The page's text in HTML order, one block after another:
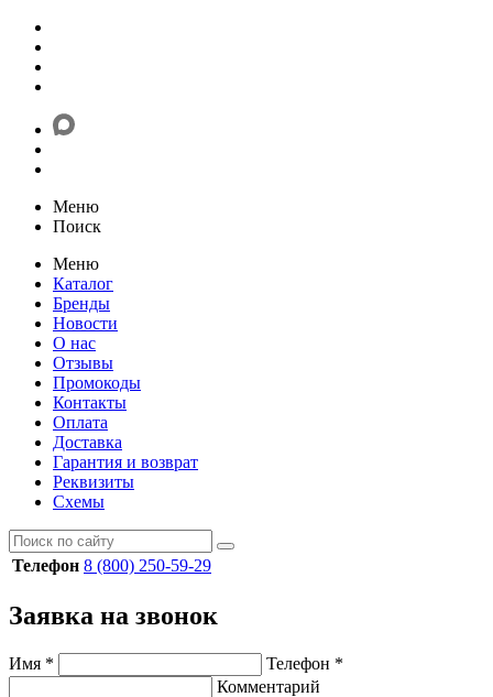
Меню
Поиск
Меню
Каталог
Бренды
Новости
О нас
Отзывы
Промокоды
Контакты
Оплата
Доставка
Гарантия и возврат
Реквизиты
Схемы
Телефон 8 (800) 250-59-29
Заявка на звонок
Имя * Телефон *
Комментарий